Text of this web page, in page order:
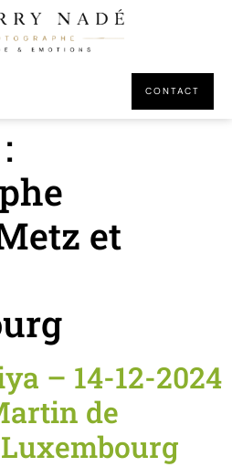
CONTACT
et
– 14-12-2024
de